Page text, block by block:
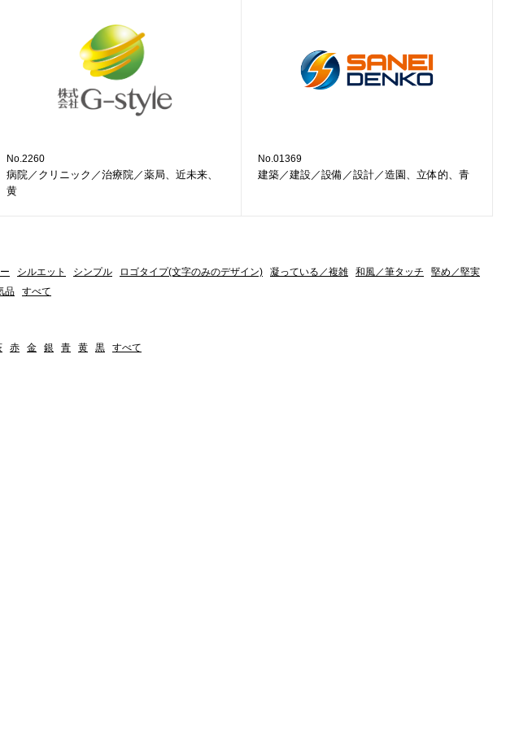
No.2260
病院／クリニック／治療院／薬局、近未来、
黄
No.01369
建築／建設／設備／設計／造園、立体的、青
シルエット シンプル ロゴタイプ(文字のみのデザイン) 凝っている／複雑 和風／筆タッチ
堅め／堅実
品 すべて
赤 金 銀 青 黄 黒 すべて